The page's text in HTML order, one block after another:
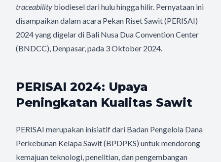
traceability biodiesel dari hulu hingga hilir. Pernyataan ini
disampaikan dalam acara Pekan Riset Sawit (PERISAI)
2024 yang digelar di Bali Nusa Dua Convention Center
(BNDCC), Denpasar, pada 3 Oktober 2024.
PERISAI 2024: Upaya
Peningkatan Kualitas Sawit
PERISAI merupakan inisiatif dari Badan Pengelola Dana
Perkebunan Kelapa Sawit (BPDPKS) untuk mendorong
kemajuan teknologi, penelitian, dan pengembangan